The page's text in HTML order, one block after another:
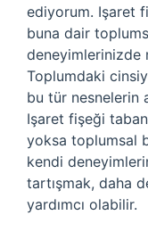
ediyorum. Işaret
buna dair
deneyimlerinizde
Toplumdaki
bu tür nesnelerin
Işaret fişeği
yoksa toplumsal
kendi
tartışmak, daha
yardımcı olabilir.